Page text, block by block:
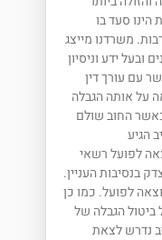
הינו סעד בו
משרדנו מייצג
הגבלות זה מעל 10 שנים ובעל ידע וניסיון
עם עורך דין
על אותה הגבלה
החוב שולם
הגיע
לפועל רשאי
בנסיבות העניין.
לפועל. כמו כן
הגבלה של
נדרש לצאת